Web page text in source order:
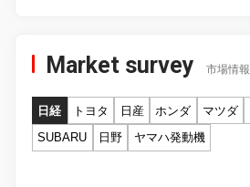
Market survey 市場情報
日経 トヨタ 日産 ホンダ マツダ
SUBARU
日野 ヤマハ発動機